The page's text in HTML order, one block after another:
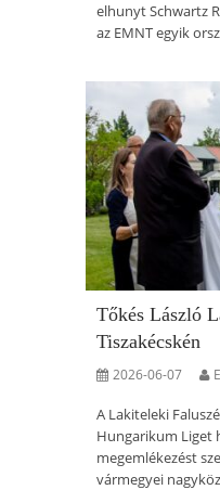
elhunyt Schwartz
az EMNT egyik
Tőkés László
Tiszakécskén
2026-06-07
A Lakiteleki
Hungarikum Liget
megemlékezést
vármegyei